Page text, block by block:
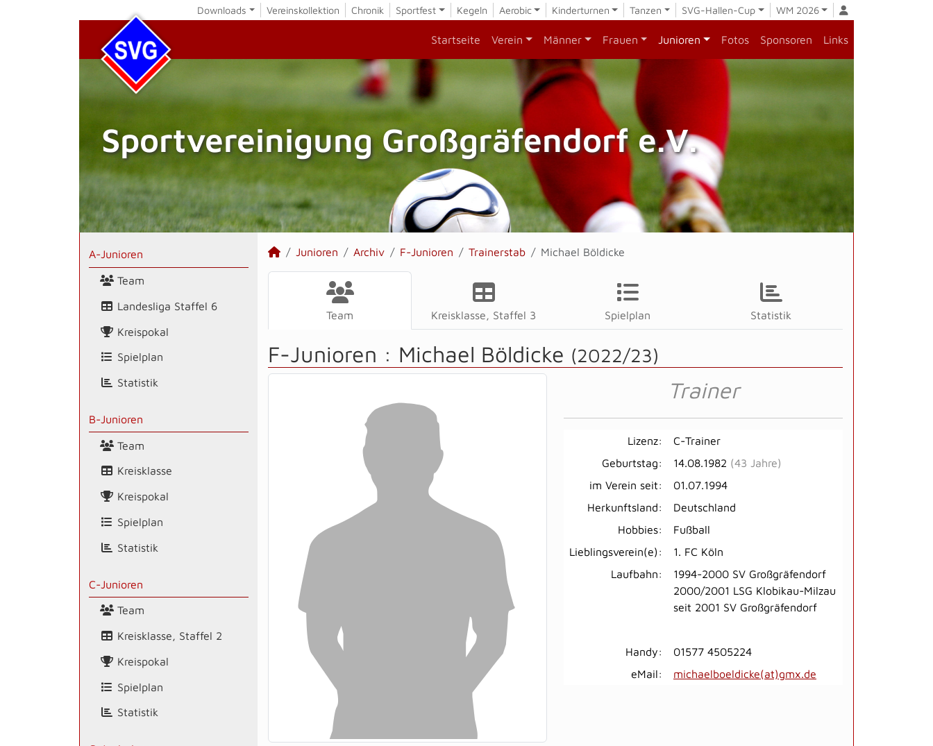
Downloads Vereinskollektion Chronik Sportfest Kegeln Aerobic Kinderturnen Tanzen SVG-Hallen-Cup WM 2026
Startseite Verein Männer Frauen Junioren Fotos Sponsoren Links
Sportvereinigung Großgräfendorf e.V.
A-Junioren
Team
Landesliga Staffel 6
Kreispokal
Spielplan
Statistik
B-Junioren
Team
Kreisklasse
Kreispokal
Spielplan
Statistik
C-Junioren
Team
Kreisklasse, Staffel 2
Kreispokal
Spielplan
Statistik
Junioren Archiv F-Junioren Trainerstab Michael Böldicke
Team Kreisklasse, Staffel 3 Spielplan Statistik
F-Junioren : Michael Böldicke (2022/23)
Trainer
Lizenz:
C-Trainer
Geburtstag:
14.08.1982 (43 Jahre)
im Verein seit:
01.07.1994
Herkunftsland:
Deutschland
Hobbies:
Fußball
Lieblingsverein(e):
1. FC Köln
Laufbahn:
1994-2000 SV Großgräfendorf
2000/2001 LSG Klobikau-Milzau
seit 2001 SV Großgräfendorf
Handy:
01577 4505224
eMail:
michaelboeldicke(at)gmx.de